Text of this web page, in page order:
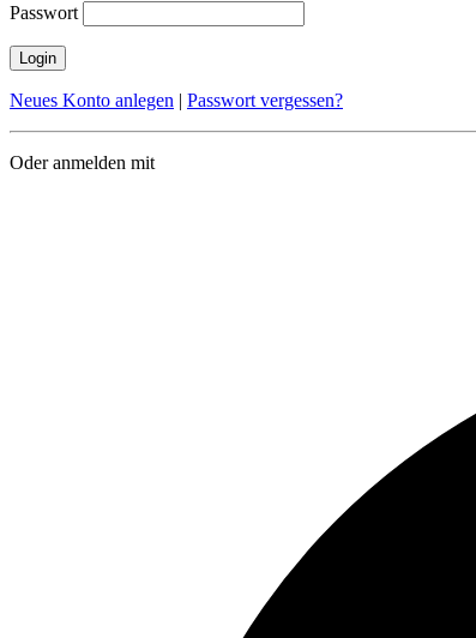
Passwort
Login
Neues Konto anlegen | Passwort vergessen?
Oder anmelden mit